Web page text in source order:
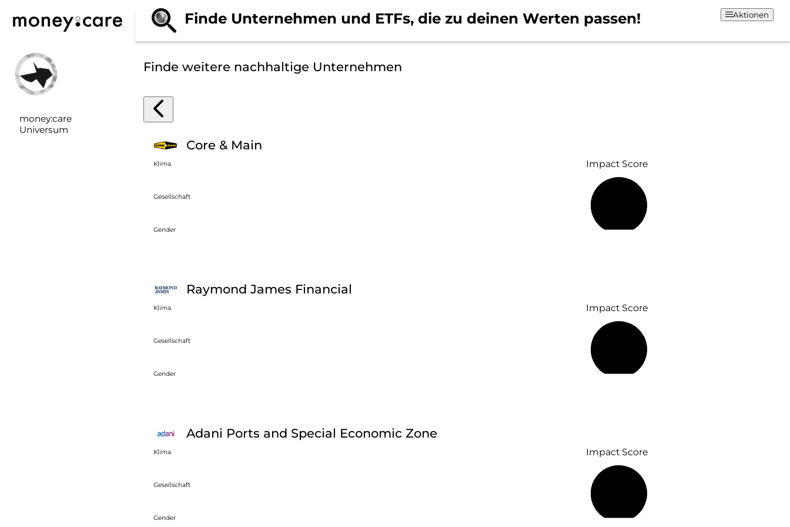
money:care
Universum
Finde Unternehmen und ETFs, die zu deinen Werten passen! Aktionen
Finde weitere nachhaltige Unternehmen
Core & Main
Klima
Gesellschaft
Gender
Impact Score
Raymond James Financial
Klima
Gesellschaft
Gender
Impact Score
Adani Ports and Special Economic Zone
Klima
Gesellschaft
Gender
Impact Score